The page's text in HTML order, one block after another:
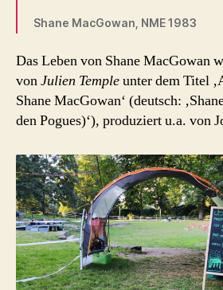
Shane MacGowan, NME 1983
Das Leben von Shane MacGowan
vonJulien Templeunter dem Titel
Shane MacGowan‘ (deutsch:
den Pogues)‘), produziert u.a. von